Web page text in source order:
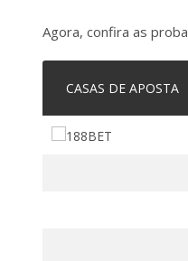
Agora, confira as
CASAS DE APOSTA